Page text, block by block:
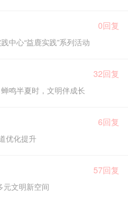
0回复
中心“益鹿实践”系列活动
32回复
鸣半夏时，文明伴成长
6回复
优化提升
57回复
元文明新空间